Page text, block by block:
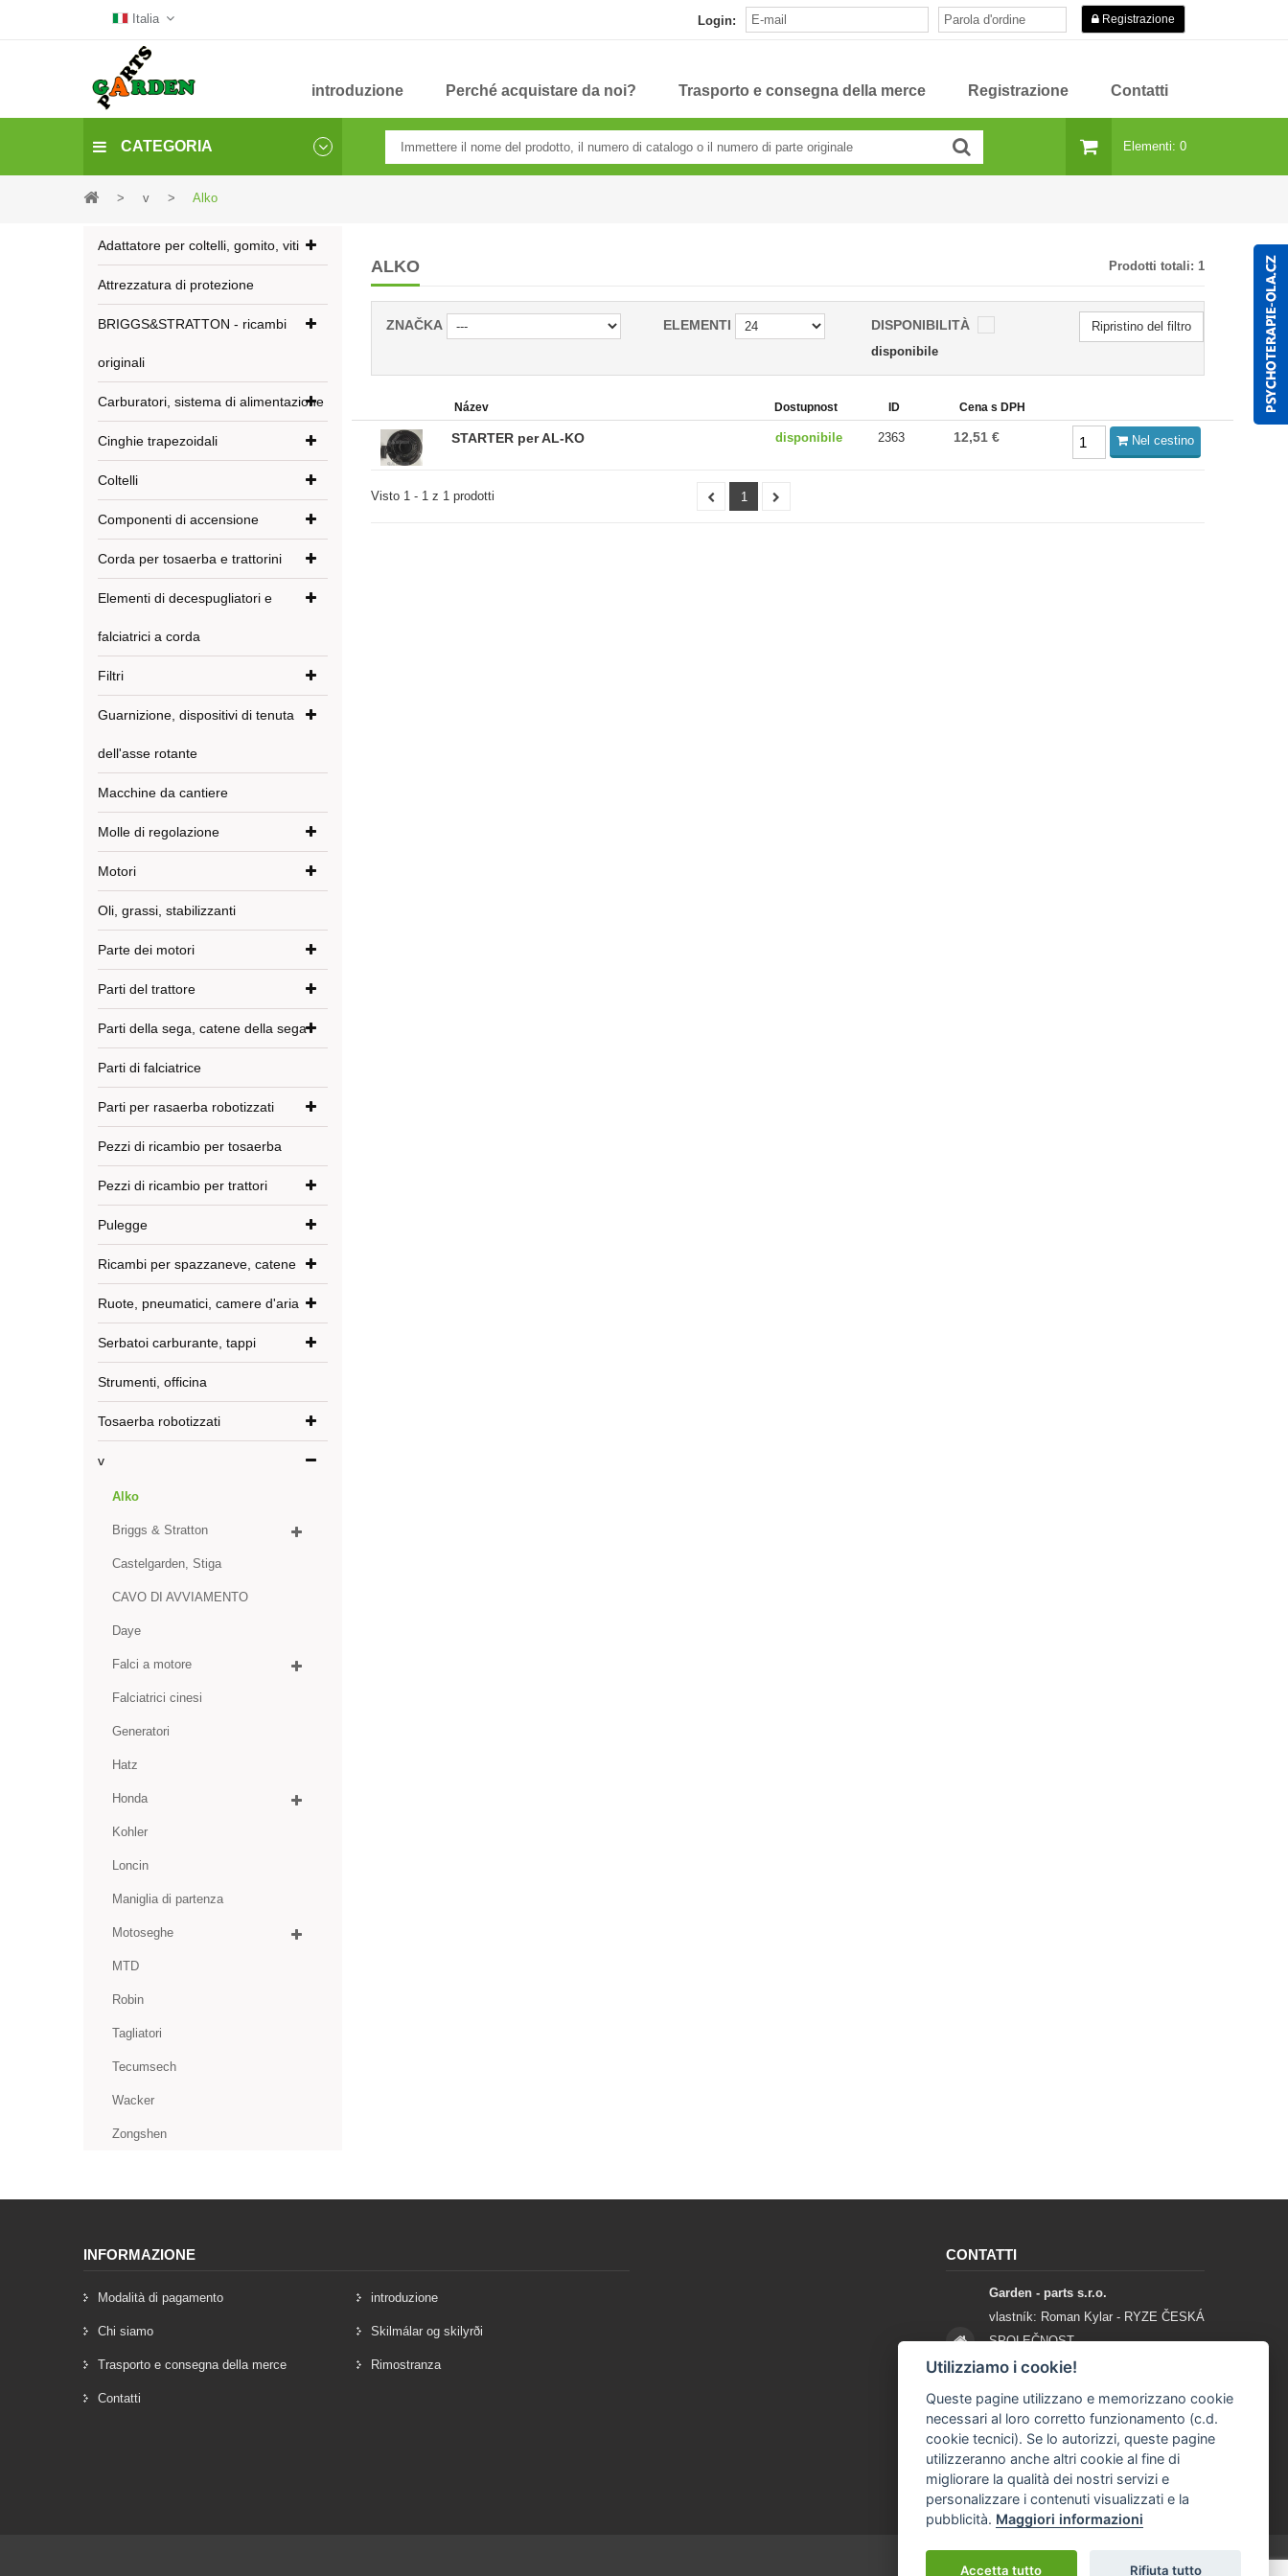
Italia Login: Registrazione
introduzione Perché acquistare da noi? Trasporto e consegna della merce Registrazione Contatti
CATEGORIA Elementi: 0
> v > Alko
Adattatore per coltelli, gomito, viti
Attrezzatura di protezione
BRIGGS&STRATTON - ricambi
originali
Carburatori, sistema di alimentazione
Cinghie trapezoidali
Coltelli
Componenti di accensione
Corda per tosaerba e trattorini
Elementi di decespugliatori e
falciatrici a corda
Filtri
Guarnizione, dispositivi di tenuta
dell'asse rotante
Macchine da cantiere
Molle di regolazione
Motori
Oli, grassi, stabilizzanti
Parte dei motori
Parti del trattore
Parti della sega, catene della sega
Parti di falciatrice
Parti per rasaerba robotizzati
Pezzi di ricambio per tosaerba
Pezzi di ricambio per trattori
Pulegge
Ricambi per spazzaneve, catene
Ruote, pneumatici, camere d'aria
Serbatoi carburante, tappi
Strumenti, officina
Tosaerba robotizzati
v
Alko
Briggs & Stratton
Castelgarden, Stiga
CAVO DI AVVIAMENTO
Daye
Falci a motore
Falciatrici cinesi
Generatori
Hatz
Honda
Kohler
Loncin
Maniglia di partenza
Motoseghe
MTD
Robin
Tagliatori
Tecumsech
Wacker
Zongshen
ALKO Prodotti totali: 1
ZNAČKA ELEMENTI DISPONIBILITÀ
disponibile
Ripristino del filtro
Název Dostupnost ID Cena s DPH
STARTER per AL-KO disponibile 2363 12,51 € Nel cestino
1
Visto 1 - 1 z 1 prodotti
INFORMAZIONE
Modalità di pagamento introduzione
Chi siamo Skilmálar og skilyrði
Trasporto e consegna della merce Rimostranza
Contatti
CONTATTI
Garden - parts s.r.o.
vlastník: Roman Kylar - RYZE ČESKÁ
SPOLEČNOST
Mladějov na Moravě 153
+420 777 96 96 03
info@garden-parts.cz
Utilizziamo i cookie!
Queste pagine utilizzano e memorizzano cookie
necessari al loro corretto funzionamento (c.d.
cookie tecnici). Se lo autorizzi, queste pagine
utilizzeranno anche altri cookie al fine di
migliorare la qualità dei nostri servizi e
personalizzare i contenuti visualizzati e la
pubblicità. Maggiori informazioni
Accetta tutto Rifiuta tutto